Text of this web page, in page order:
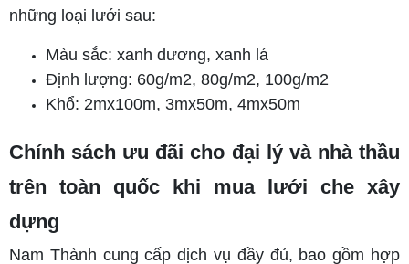
những loại lưới sau:
Màu sắc: xanh dương, xanh lá
Định lượng: 60g/m2, 80g/m2, 100g/m2
Khổ: 2mx100m, 3mx50m, 4mx50m
Chính sách ưu đãi cho đại lý và nhà thầu
trên toàn quốc khi mua lưới che xây
dựng
Nam Thành cung cấp dịch vụ đầy đủ, bao gồm hợp